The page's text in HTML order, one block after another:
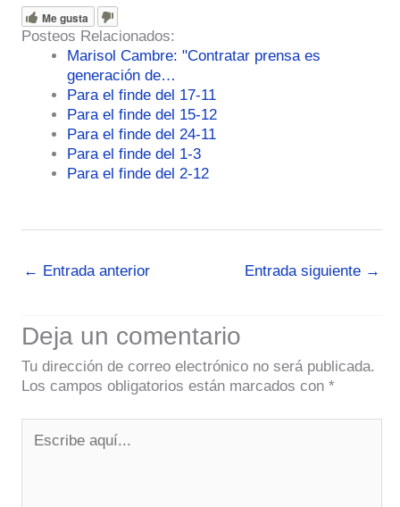
Me gusta
Posteos Relacionados:
Marisol Cambre: "Contratar prensa es
generación de…
Para el finde del 17-11
Para el finde del 15-12
Para el finde del 24-11
Para el finde del 1-3
Para el finde del 2-12
← Entrada anterior Entrada siguiente →
Deja un comentario
Tu dirección de correo electrónico no será publicada.
Los campos obligatorios están marcados con *
aquí...